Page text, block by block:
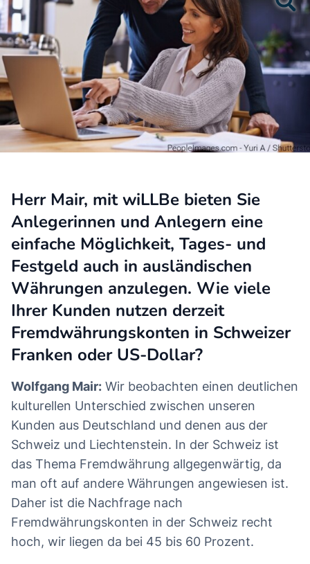
Herr Mair, mit wiLLBe bieten Sie
Anlegerinnen und Anlegern eine
einfache Möglichkeit, Tages- und
Festgeld auch in ausländischen
Währungen anzulegen. Wie viele
Ihrer Kunden nutzen derzeit
Fremdwährungskonten in Schweizer
Franken oder US-Dollar?
Wolfgang Mair: Wir beobachten einen deutlichen
kulturellen Unterschied zwischen unseren
Kunden aus Deutschland und denen aus der
Schweiz und Liechtenstein. In der Schweiz ist
das Thema Fremdwährung allgegenwärtig, da
man oft auf andere Währungen angewiesen ist.
Daher ist die Nachfrage nach
Fremdwährungskonten in der Schweiz recht
hoch, wir liegen da bei 45 bis 60 Prozent.